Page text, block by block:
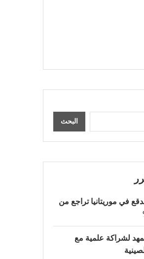
البحث
في موريتانيا تراجع من
لشراكة علمية مع